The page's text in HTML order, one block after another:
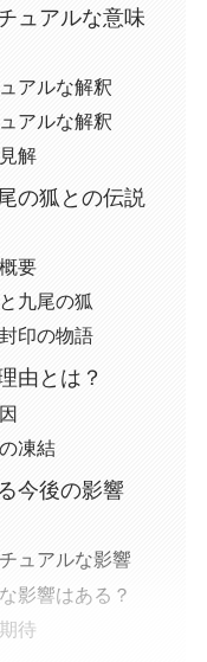
ュアルな意味
アルな解釈
アルな解釈
解
の狐との伝説
要
九尾の狐
印の物語
由とは？
凍結
今後の影響
ュアルな影響
影響はある？
待